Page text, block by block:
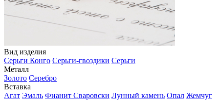
Вид изделия
Серьги Конго Серьги-гвоздики Серьги
Металл
Золото Серебро
Вставка
Агат Эмаль Фианит Сваровски Лунный камень Опал Жемчуг